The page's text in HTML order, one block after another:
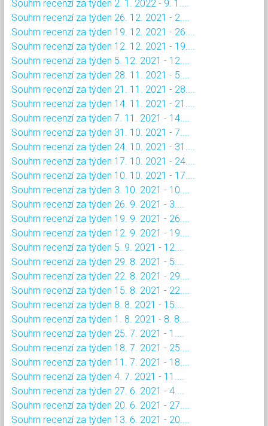
Souhrn recenzí za týden 2. 1. 2022 - 9. 1....
Souhrn recenzí za týden 26. 12. 2021 - 2....
Souhrn recenzí za týden 19. 12. 2021 - 26....
Souhrn recenzí za týden 12. 12. 2021 - 19....
Souhrn recenzí za týden 5. 12. 2021 - 12....
Souhrn recenzí za týden 28. 11. 2021 - 5....
Souhrn recenzí za týden 21. 11. 2021 - 28....
Souhrn recenzí za týden 14. 11. 2021 - 21....
Souhrn recenzí za týden 7. 11. 2021 - 14....
Souhrn recenzí za týden 31. 10. 2021 - 7....
Souhrn recenzí za týden 24. 10. 2021 - 31....
Souhrn recenzí za týden 17. 10. 2021 - 24....
Souhrn recenzí za týden 10. 10. 2021 - 17....
Souhrn recenzí za týden 3. 10. 2021 - 10....
Souhrn recenzí za týden 26. 9. 2021 - 3....
Souhrn recenzí za týden 19. 9. 2021 - 26....
Souhrn recenzí za týden 12. 9. 2021 - 19....
Souhrn recenzí za týden 5. 9. 2021 - 12....
Souhrn recenzí za týden 29. 8. 2021 - 5....
Souhrn recenzí za týden 22. 8. 2021 - 29....
Souhrn recenzí za týden 15. 8. 2021 - 22....
Souhrn recenzí za týden 8. 8. 2021 - 15....
Souhrn recenzí za týden 1. 8. 2021 - 8. 8....
Souhrn recenzí za týden 25. 7. 2021 - 1....
Souhrn recenzí za týden 18. 7. 2021 - 25....
Souhrn recenzí za týden 11. 7. 2021 - 18....
Souhrn recenzí za týden 4. 7. 2021 - 11....
Souhrn recenzí za týden 27. 6. 2021 - 4....
Souhrn recenzí za týden 20. 6. 2021 - 27....
Souhrn recenzí za týden 13. 6. 2021 - 20....